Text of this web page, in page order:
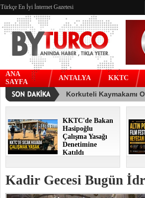
Türkçe En İyi İnternet Gazetesi
ANA
SAYFA
ANTALYA KKTC
KKTC'de Bakan
Hasipoğlu
Çalışma Yasağı
Denetimine
Katıldı
Kadir Gecesi Bugün